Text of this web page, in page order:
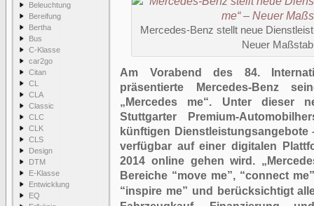
Beleuchtung
Bereifung
Bertha
Bus
C-Klasse
car2go
Citan
CL
CLA
Classic
CLC
CLK
CLS
Design
DTM
E-Klasse
Entwicklung
EQ
Mercedes-Benz stellt neue
Neuer
Am Vorabend des 84.
präsentierte Mercedes-Benz
„Mercedes me“. Unter dieser
Stuttgarter Premium-
künftigen
verfügbar auf einer digitalen
2014 online gehen wird.
Bereiche “move me”, “connect
“inspire me” und berücksichtigt